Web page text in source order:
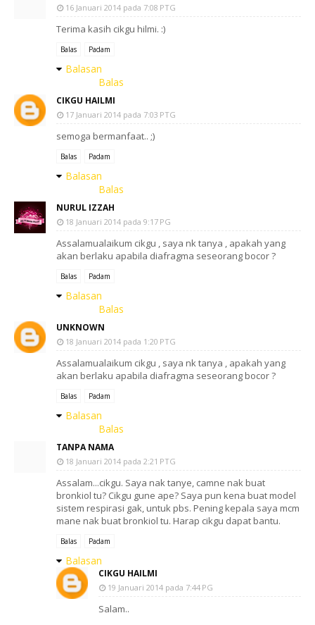
16 Januari 2014 pada 7:08 PTG
Terima kasih cikgu hilmi. :)
Balas Padam
Balasan
Balas
CIKGU HAILMI
17 Januari 2014 pada 7:03 PTG
semoga bermanfaat.. ;)
Balas Padam
Balasan
Balas
NURUL IZZAH
18 Januari 2014 pada 9:17 PG
Assalamualaikum cikgu , saya nk tanya , apakah yang
akan berlaku apabila diafragma seseorang bocor ?
Balas Padam
Balasan
Balas
UNKNOWN
18 Januari 2014 pada 1:20 PTG
Assalamualaikum cikgu , saya nk tanya , apakah yang
akan berlaku apabila diafragma seseorang bocor ?
Balas Padam
Balasan
Balas
TANPA NAMA
18 Januari 2014 pada 2:21 PTG
Assalam...cikgu. Saya nak tanye, camne nak buat
bronkiol tu? Cikgu gune ape? Saya pun kena buat model
sistem respirasi gak, untuk pbs. Pening kepala saya mcm
mane nak buat bronkiol tu. Harap cikgu dapat bantu.
Balas Padam
Balasan
CIKGU HAILMI
19 Januari 2014 pada 7:44 PG
Salam..